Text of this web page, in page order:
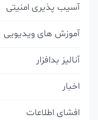
آسیب پذیری امنیتی
آموزش های ویدیویی
آنالیز بدافزار
افشای اطلاعات